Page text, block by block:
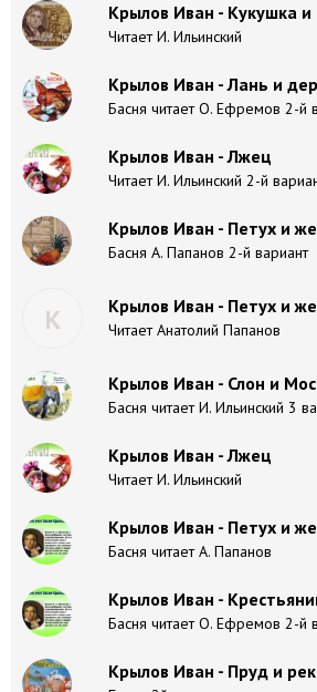
Крылов Иван - Кукушка и
Читает И. Ильинский
Крылов Иван - Лань и
Басня читает О. Ефремов 2-й
Крылов Иван - Лжец
Читает И. Ильинский 2-й
Крылов Иван - Петух и
Басня А. Папанов 2-й вариант
К Крылов Иван - Петух и
Читает Анатолий Папанов
Крылов Иван - Слон и
Басня читает И. Ильинский 3
Крылов Иван - Лжец
Читает И. Ильинский
Крылов Иван - Петух и
Басня читает А. Папанов
Крылов Иван -
Басня читает О. Ефремов 2-й
Крылов Иван - Пруд и